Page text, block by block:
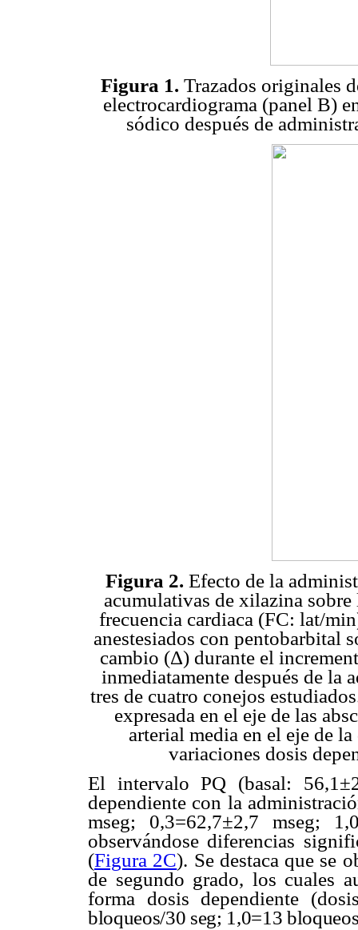
Figura 1. Trazados originales
electrocardiograma (panel B)
sódico después de
Figura 2. Efecto de la
acumulativas de xilazina
frecuencia cardiaca (FC: lat/
anestesiados con pentobarbital
cambio (Δ) durante el
inmediatamente después de la
tres de cuatro conejos
expresada en el eje de las
arterial media en el eje de
variaciones dosis
El intervalo PQ (basal:
dependiente con la
mseg; 0,3=62,7±2,7 mseg;
observándose diferencias
(Figura 2C). Se destaca que se
de segundo grado, los cuales
forma dosis dependiente
bloqueos/30 seg; 1,0=13